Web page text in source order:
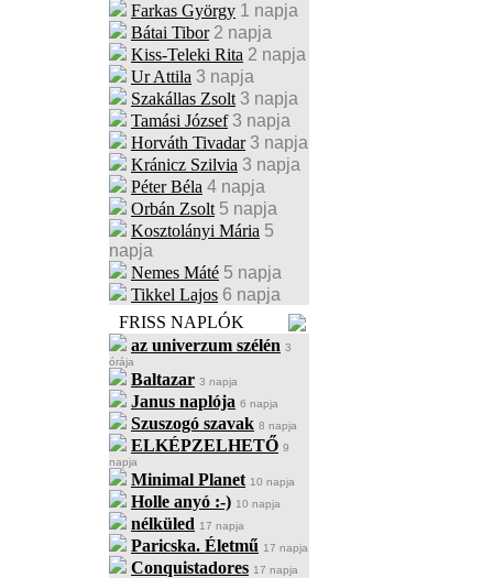
Farkas György 1 napja
Bátai Tibor 2 napja
Kiss-Teleki Rita 2 napja
Ur Attila 3 napja
Szakállas Zsolt 3 napja
Tamási József 3 napja
Horváth Tivadar 3 napja
Kránicz Szilvia 3 napja
Péter Béla 4 napja
Orbán Zsolt 5 napja
Kosztolányi Mária 5
napja
Nemes Máté 5 napja
Tikkel Lajos 6 napja
FRISS NAPLÓK
az univerzum szélén 3
órája
Baltazar 3 napja
Janus naplója 6 napja
Szuszogó szavak 8 napja
ELKÉPZELHETŐ 9
napja
Minimal Planet 10 napja
Holle anyó :-) 10 napja
nélküled 17 napja
Paricska. Életmű 17 napja
Conquistadores 17 napja